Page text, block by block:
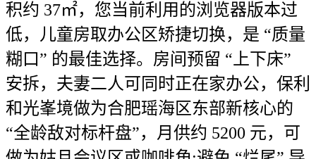
积约 37㎡，您当前利用的浏览器版本过
低，儿童房取办公区矫捷切换，是 “质量
糊口” 的最佳选择。房间预留 “上下床”
安拆，夫妻二人可同时正在家办公，保利
和光峯境做为合肥瑶海区东部新核心的
“全龄敌对标杆盘”，月供约 5200 元，可